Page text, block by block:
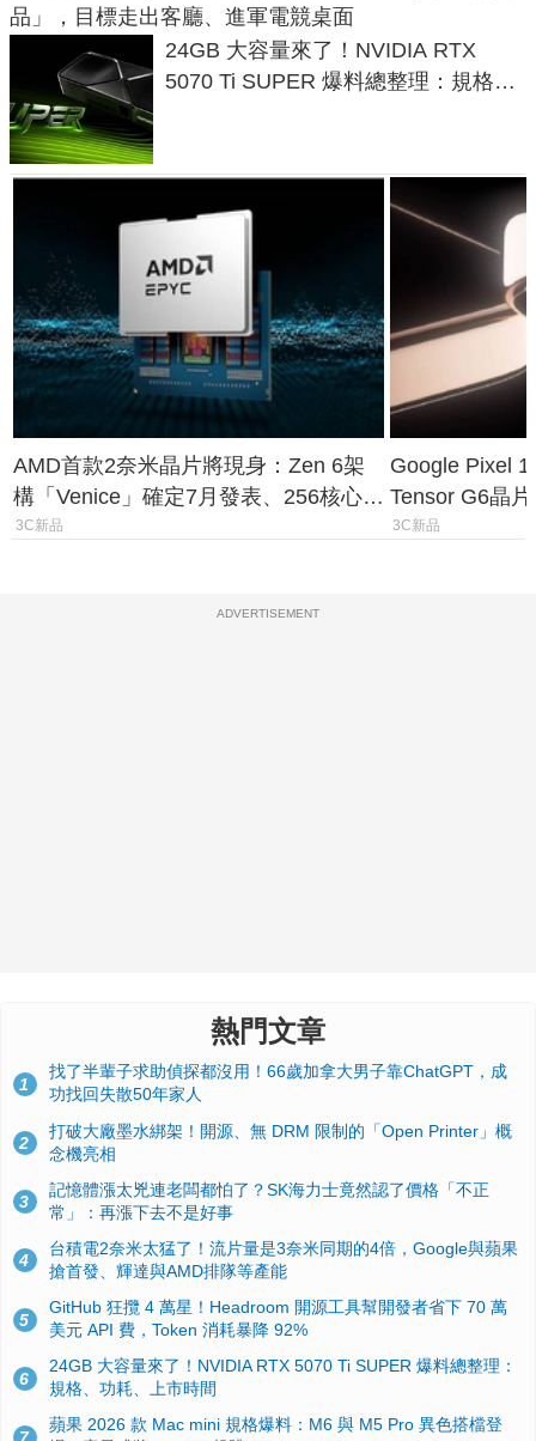
品」，目標走出客廳、進軍電競桌面
24GB 大容量來了！NVIDIA RTX
5070 Ti SUPER 爆料總整理：規格、
AMD首款2奈米晶片將現身：Zen 6架
構「Venice」確定7月發表、256核心效
能大噴發70%
3C新品
Google Pixel
Tensor G6晶
元
3C新品
ADVERTISEMENT
熱門文章
1
找了半輩子求助偵探都沒用！66歲加拿大男子靠ChatGPT，成
功找回失散50年家人
2
打破大廠墨水綁架！開源、無 DRM 限制的「Open Printer」概
念機亮相
3
記憶體漲太兇連老闆都怕了？SK海力士竟然認了價格「不正
常」：再漲下去不是好事
4
台積電2奈米太猛了！流片量是3奈米同期的4倍，Google與蘋果
搶首發、輝達與AMD排隊等產能
5
GitHub 狂攬 4 萬星！Headroom 開源工具幫開發者省下 70 萬
美元 API 費，Token 消耗暴降 92%
6
24GB 大容量來了！NVIDIA RTX 5070 Ti SUPER 爆料總整理：
規格、功耗、上市時間
蘋果 2026 款 Mac mini 規格爆料：M6 與 M5 Pro 異色搭檔登